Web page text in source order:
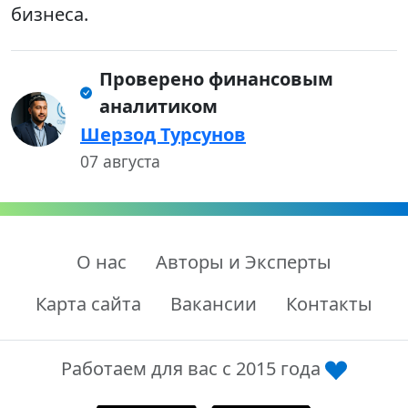
бизнеса.
Проверено финансовым
аналитиком
Шерзод Турсунов
07 августа
О нас
Авторы и Эксперты
Карта сайта
Вакансии Контакты
Работаем для вас с 2015 года